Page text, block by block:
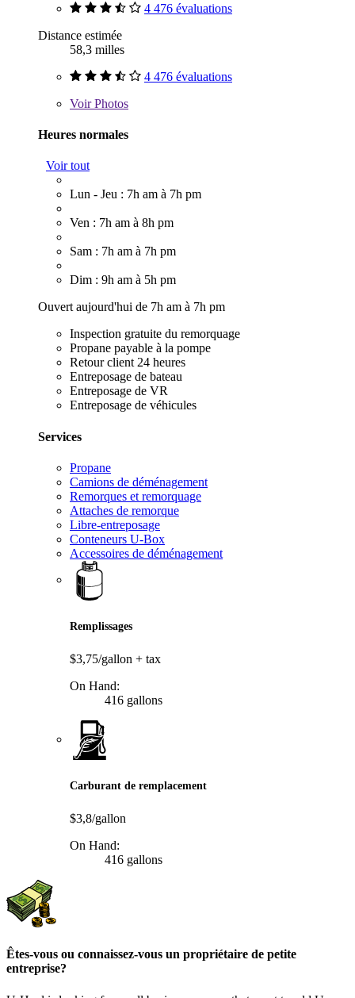
4 476 évaluations
Distance estimée
58,3 milles
4 476 évaluations
VoirPhotos
Heures normales
Voir tout
Lun - Jeu : 7h am à 7h pm
Ven : 7h am à 8h pm
Sam : 7h am à 7h pm
Dim : 9h am à 5h pm
Ouvert aujourd'hui de 7h am à 7h pm
Inspection gratuite du remorquage
Propane payable à la pompe
Retour client 24 heures
Entreposage de bateau
Entreposage de VR
Entreposage de véhicules
Services
Propane
Camions de déménagement
Remorques et remorquage
Attaches de remorque
Libre-entreposage
Conteneurs U-Box
Accessoires de déménagement
Remplissages
$3,75/gallon + tax
On Hand:
416 gallons
Carburant de remplacement
$3,8/gallon
On Hand:
416 gallons
Êtes-vous ou connaissez-vous un propriétaire de petite
entreprise?